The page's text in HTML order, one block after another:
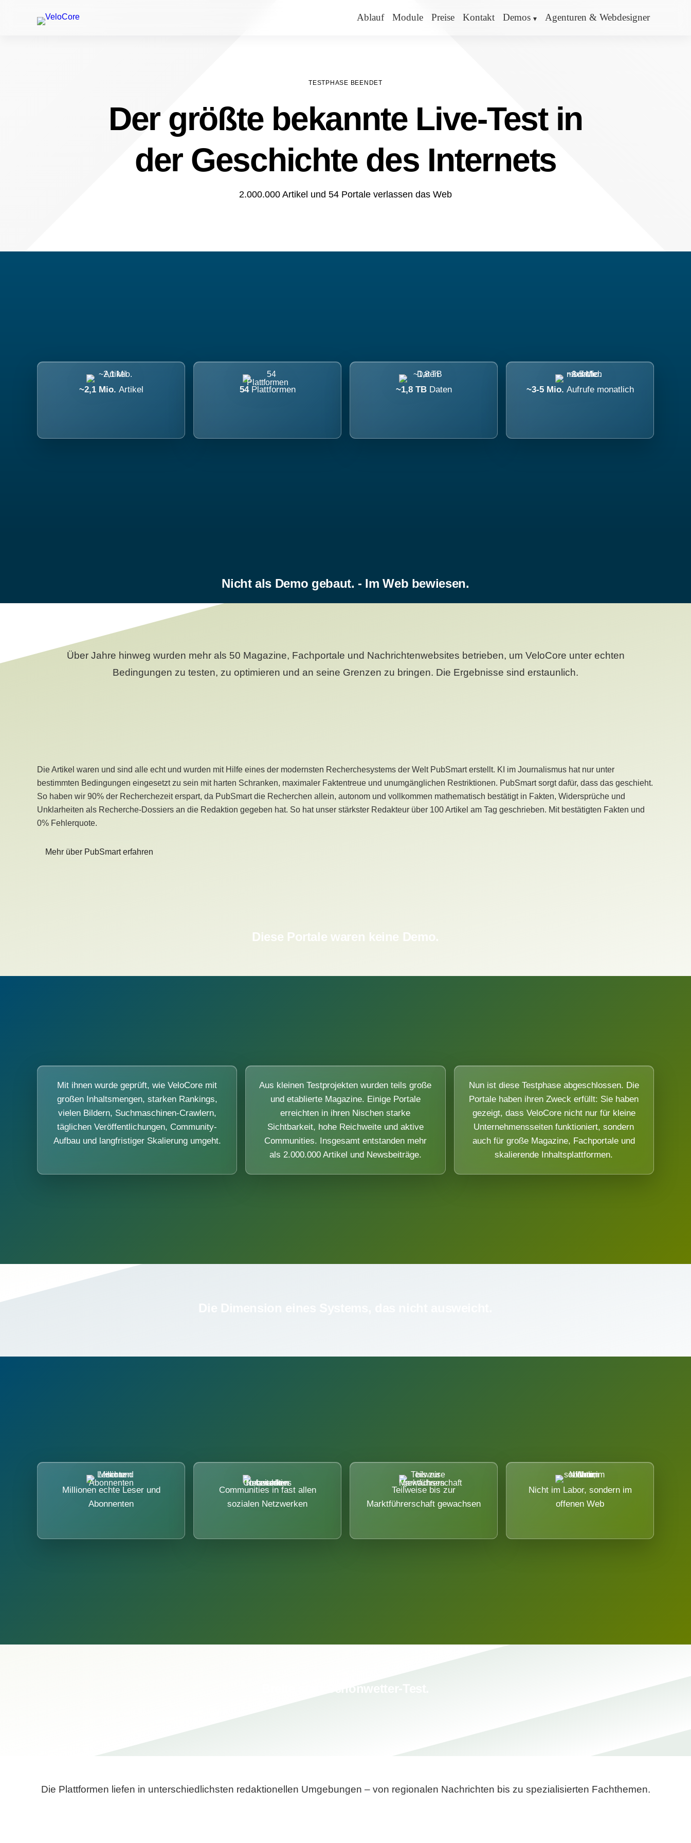
Ablauf Module Preise Kontakt Demos Agenturen & Webdesigner
TESTPHASE BEENDET
Der größte bekannte Live-Test in
der Geschichte des Internets
2.000.000 Artikel und 54 Portale verlassen das Web
~2,1 Mio. Artikel 54 Plattformen ~1,8 TB Daten ~3-5 Mio. Aufrufe monatlich
Nicht als Demo gebaut. - Im Web bewiesen.
Über Jahre hinweg wurden mehr als 50 Magazine, Fachportale und Nachrichtenwebsites betrieben, um VeloCore unter echten
Bedingungen zu testen, zu optimieren und an seine Grenzen zu bringen. Die Ergebnisse sind erstaunlich.
Die Artikel waren und sind alle echt und wurden mit Hilfe eines der modernsten Recherchesystems der Welt PubSmart erstellt. KI im Journalismus hat nur unter
bestimmten Bedingungen eingesetzt zu sein mit harten Schranken, maximaler Faktentreue und unumgänglichen Restriktionen. PubSmart sorgt dafür, dass das geschieht.
So haben wir 90% der Recherchezeit erspart, da PubSmart die Recherchen allein, autonom und vollkommen mathematisch bestätigt in Fakten, Widersprüche und
Unklarheiten als Recherche-Dossiers an die Redaktion gegeben hat. So hat unser stärkster Redakteur über 100 Artikel am Tag geschrieben. Mit bestätigten Fakten und
0% Fehlerquote.
Mehr über PubSmart erfahren
Diese Portale waren keine Demo.
Mit ihnen wurde geprüft, wie VeloCore mit
großen Inhaltsmengen, starken Rankings,
vielen Bildern, Suchmaschinen-Crawlern,
täglichen Veröffentlichungen, Community-
Aufbau und langfristiger Skalierung umgeht.
Aus kleinen Testprojekten wurden teils große
und etablierte Magazine. Einige Portale
erreichten in ihren Nischen starke
Sichtbarkeit, hohe Reichweite und aktive
Communities. Insgesamt entstanden mehr
als 2.000.000 Artikel und Newsbeiträge.
Nun ist diese Testphase abgeschlossen. Die
Portale haben ihren Zweck erfüllt: Sie haben
gezeigt, dass VeloCore nicht nur für kleine
Unternehmensseiten funktioniert, sondern
auch für große Magazine, Fachportale und
skalierende Inhaltsplattformen.
Millionen echte Leser und
Abonnenten
Communities in fast allen
sozialen Netzwerken
Teilweise bis zur
Marktführerschaft gewachsen
Nicht im Labor, sondern im
offenen Web
Die Plattformen liefen in unterschiedlichsten redaktionellen Umgebungen – von regionalen Nachrichten bis zu spezialisierten Fachthemen.